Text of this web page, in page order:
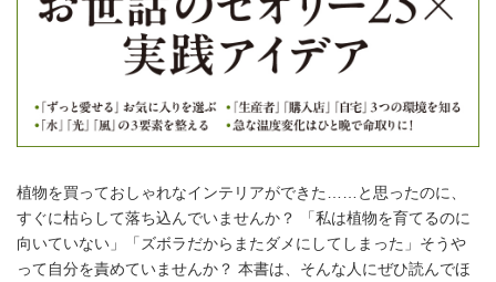
植物を買っておしゃれなインテリアができた……と思ったのに、
すぐに枯らして落ち込んでいませんか？ 「私は植物を育てるのに
向いていない」「ズボラだからまたダメにしてしまった」そうや
って自分を責めていませんか？ 本書は、そんな人にぜひ読んでほ